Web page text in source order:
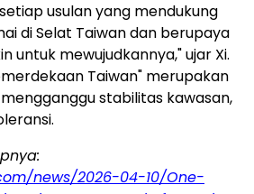
usulan yang mendukung
di Selat Taiwan dan berupaya
untuk mewujudkannya," ujar Xi.
Taiwan" merupakan
stabilitas kawasan,
news/2026-04-10/One-